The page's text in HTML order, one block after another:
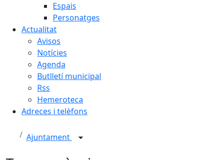
Espais
Personatges
Actualitat
Avisos
Notícies
Agenda
Butlletí municipal
Rss
Hemeroteca
Adreces i telèfons
Ajuntament